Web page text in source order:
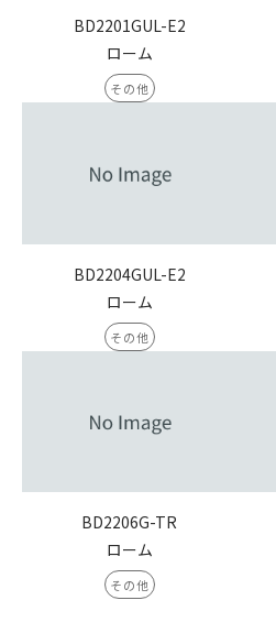
BD2201GUL-E2
ローム
その他
BD2204GUL-E2
ローム
その他
BD2206G-TR
ローム
その他